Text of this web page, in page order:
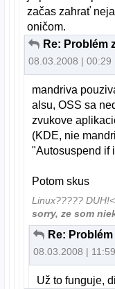
začas zahrať
oničom.
Re: Problém
08.03.2008 | 00:29
mandriva
alsu, OSS sa
zvukove
(KDE, nie
"Autosuspend if
Potom skus
Linux?????
sorry, ze som
Re:
08.03.2008 | 11:59
Už to funguje,